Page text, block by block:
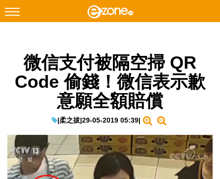
Facebook Instagram
科技焦點
教學評測
EduTech
IT Times
微信支付被隔空掃 QR
Code 偷錢！微信表示歉
意願全額賠償
|柔之拔|29-05-2019 05:39|